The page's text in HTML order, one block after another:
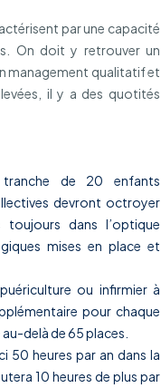
par une capacité
On doit y retrouver un
management qualitatif et
il y a des quotités
de 20 enfants
devront octroyer
dans l’optique
mises en place et
ou infirmier à
pour chaque
delà de 65 places.
50 heures par an dans la
10 heures de plus par